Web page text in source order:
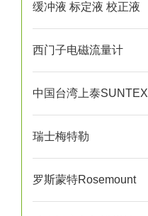
缓冲液 标定液 校正液
西门子电磁流量计
中国台湾上泰SUNTEX
瑞士梅特勒
罗斯蒙特Rosemount